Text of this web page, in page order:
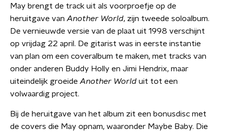
May brengt de track uit als voorproefje op de
heruitgave van Another World, zijn tweede soloalbum.
De vernieuwde versie van de plaat uit 1998 verschijnt
op vrijdag 22 april. De gitarist was in eerste instantie
van plan om een coveralbum te maken, met tracks van
onder anderen Buddy Holly en Jimi Hendrix, maar
uiteindelijk groeide Another World uit tot een
volwaardig project.
Bij de heruitgave van het album zit een bonusdisc met
de covers die May opnam, waaronder Maybe Baby. Die